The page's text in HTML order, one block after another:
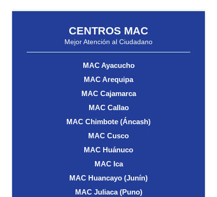
CENTROS MAC
Mejor Atención al Ciudadano
MAC Ayacucho
MAC Arequipa
MAC Cajamarca
MAC Callao
MAC Chimbote (Áncash)
MAC Cusco
MAC Huánuco
MAC Ica
MAC Huancayo (Junín)
MAC Juliaca (Puno)